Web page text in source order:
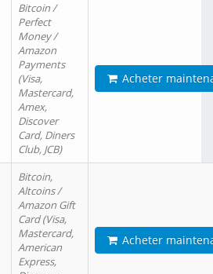
Bitcoin /
Perfect
Money /
Amazon
Payments
(Visa,
Mastercard,
Amex,
Discover
Card, Diners
Club, JCB)
Acheter
Bitcoin,
Altcoins /
Amazon Gift
Card (Visa,
Mastercard,
American
Express,
Acheter